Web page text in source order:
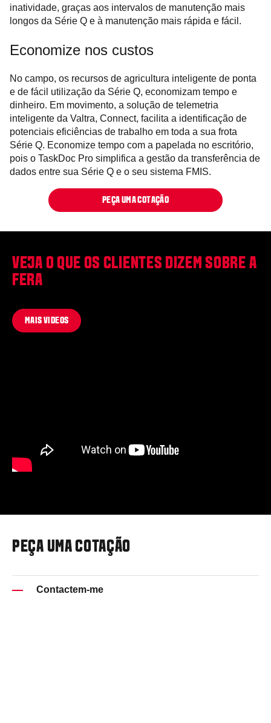
inatividade, graças aos intervalos de manutenção mais
longos da Série Q e à manutenção mais rápida e fácil.
Economize nos custos
No campo, os recursos de agricultura inteligente de ponta
e de fácil utilização da Série Q, economizam tempo e
dinheiro. Em movimento, a solução de telemetria
inteligente da Valtra, Connect, facilita a identificação de
potenciais eficiências de trabalho em toda a sua frota
Série Q. Economize tempo com a papelada no escritório,
pois o TaskDoc Pro simplifica a gestão da transferência de
dados entre sua Série Q e o seu sistema FMIS.
PEÇA UMA COTAÇÃO
VEJA O QUE OS CLIENTES DIZEM SOBRE A
FERA
MAIS VIDEOS
PEÇA UMA COTAÇÃO
Contactem-me